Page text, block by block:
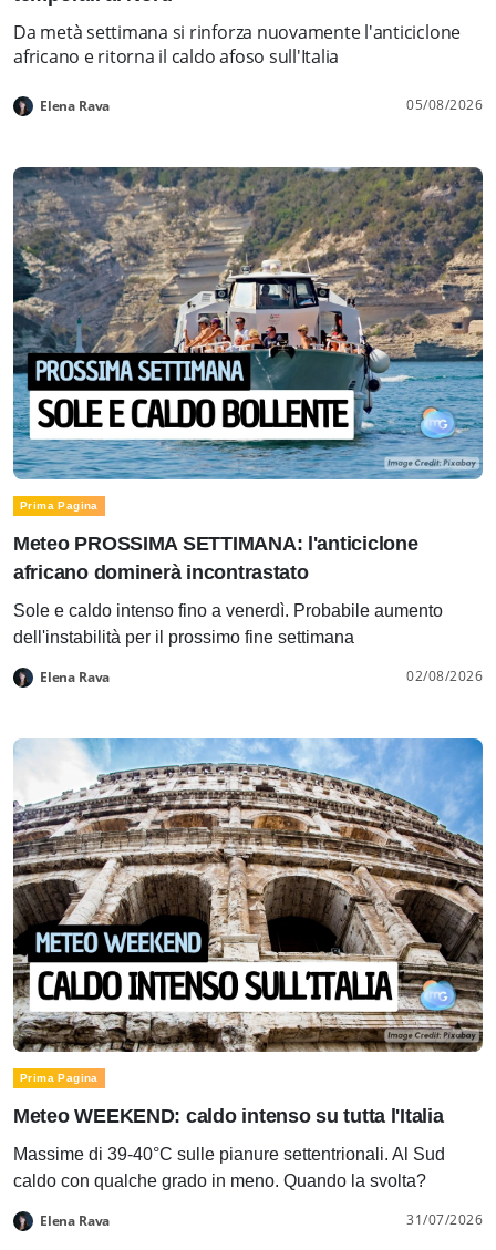
Da metà settimana si rinforza nuovamente l'anticiclone
africano e ritorna il caldo afoso sull'Italia
Elena Rava 05/08/2026
Prima Pagina
Meteo PROSSIMA SETTIMANA: l'anticiclone
africano dominerà incontrastato
Sole e caldo intenso fino a venerdì. Probabile aumento
dell'instabilità per il prossimo fine settimana
Elena Rava 02/08/2026
Prima Pagina
Meteo WEEKEND: caldo intenso su tutta l'Italia
Massime di 39-40°C sulle pianure settentrionali. Al Sud
caldo con qualche grado in meno. Quando la svolta?
Elena Rava 31/07/2026